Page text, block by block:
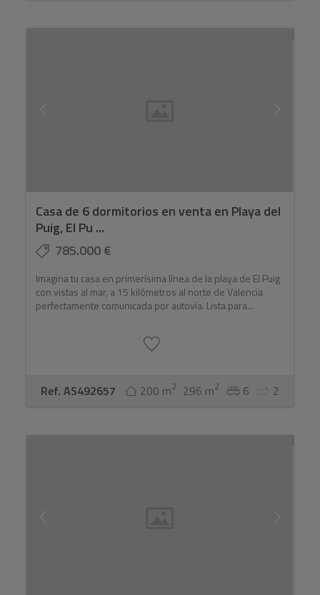
Casa de 6 dormitorios en venta en Playa del
Puig, El Pu ...
785.000 €
Imagina tu casa en primerísima línea de la playa de El Puig
con vistas al mar, a 15 kilómetros al norte de Valencia
perfectamente comunicada por autovía. Lista para...
Ref. AS492657 200 m2 296 m2 6 2